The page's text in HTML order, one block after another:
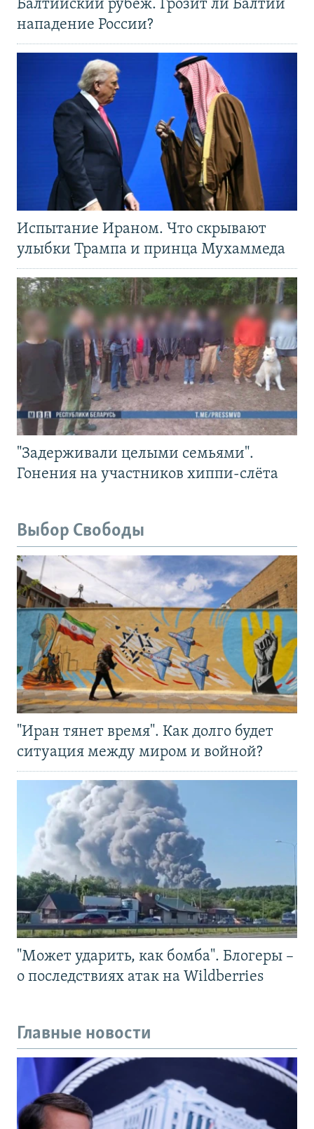
Балтийский рубеж. Грозит ли Балтии
нападение России?
Испытание Ираном. Что скрывают
улыбки Трампа и принца Мухаммеда
"Задерживали целыми семьями".
Гонения на участников хиппи-слёта
Выбор Свободы
"Иран тянет время". Как долго будет
ситуация между миром и войной?
"Может ударить, как бомба". Блогеры –
о последствиях атак на Wildberries
Главные новости